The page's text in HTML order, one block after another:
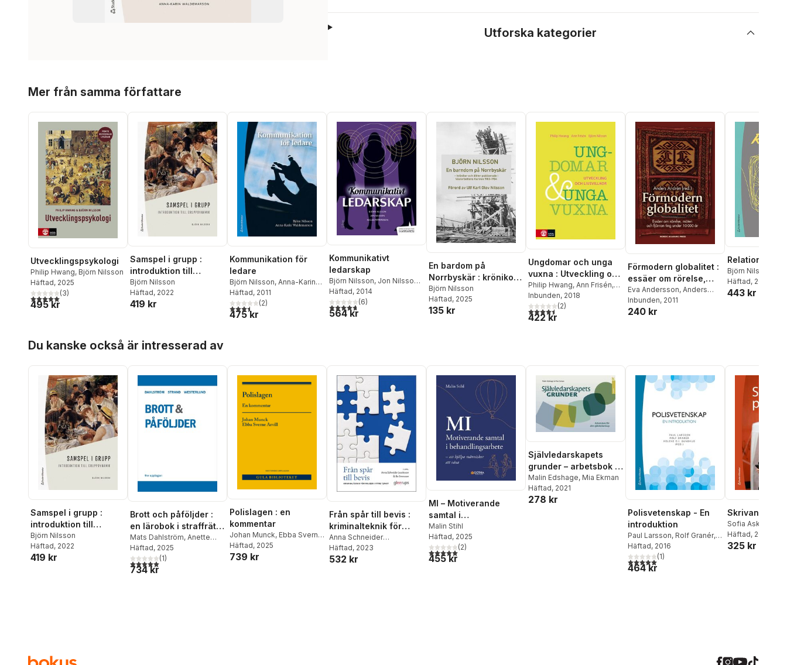
Utforska kategorier
Mer från samma författare
Utvecklingspsykologi
Philip Hwang, Björn Nilsson
Häftad, 2025
5,0utav 5 stjärnor. Totalt antal röster:
(3)
495 kr
Samspel i grupp :
introduktion till
gruppdynamik
Björn Nilsson
Häftad, 2022
419 kr
Kommunikation för
ledare
Björn Nilsson, Anna-Karin
Waldemarson
Häftad, 2011
3,5utav 5 stjärnor. Totalt antal röster:
(2)
475 kr
Kommunikativt
ledarskap
Björn Nilsson, Jon Nilsson ,
Niclas Pettersson
Häftad, 2014
4,7utav 5 stjärnor. Totalt antal röster:
(6)
564 kr
En bardom på
Norrbyskär : krönikor
och dikter publicerade
i Västerbottens
Kuriren 1983-1984
Björn Nilsson
Häftad, 2025
135 kr
Ungdomar och unga
vuxna : Utveckling och
livsvillkor
Philip Hwang, Ann Frisén,
Björn Nilsson
Inbunden, 2018
4,5utav 5 stjärnor. Totalt antal röster:
(2)
422 kr
Förmodern globalitet :
essäer om rörelse,
möten och fjärran ting
under 10 000 år
Eva Andersson, Anders
Andrén,Hans Bolin
Bonsdorff
Rudebeck,Fredrik
Svanberg ,Torun
Zachrisson
Inbunden, 2011
240 kr
Relationer
Björn Nilsson
Häftad, 2018
443 kr
Du kanske också är intresserad av
Samspel i grupp :
introduktion till
gruppdynamik
Björn Nilsson
Häftad, 2022
419 kr
Brott och påföljder :
en lärobok i straffrätt
om Brottsbalken
Mats Dahlström, Anette
Strand, Gösta Westerlund
Häftad, 2025
5,0utav 5 stjärnor. Totalt antal röster:
(1)
734 kr
Polislagen : en
kommentar
Johan Munck, Ebba Sverne
Arvill
Häftad, 2025
739 kr
Från spår till bevis :
kriminalteknik för
poliser i yttre tjänst
Anna Schneider
Jacobsson,Bo Svensson
Häftad, 2023
532 kr
MI – Motiverande
samtal i
behandlingsarbete :
att hjälpa människor
att växa
Malin Stihl
Häftad, 2025
5,0utav 5 stjärnor. Totalt antal röster:
(2)
455 kr
Självledarskapets
grunder – arbetsbok :
Arbetsbok för ditt
självledarskap
Malin Edshage, Mia Ekman
Häftad, 2021
278 kr
Polisvetenskap - En
introduktion
Paul Larsson, Rolf Granér,
Helene O. I. Gundhus
Andreas Anderberg
Finstad,Lars Holmberg
Häftad, 2016
5,0utav 5 stjärnor. Totalt antal röster:
(1)
464 kr
Skrivande
Sofia Ask
Häftad, 2025
325 kr